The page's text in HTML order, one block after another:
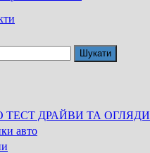
ТЕСТ ДРАЙВИ ТА ОГЛЯДИ
авто